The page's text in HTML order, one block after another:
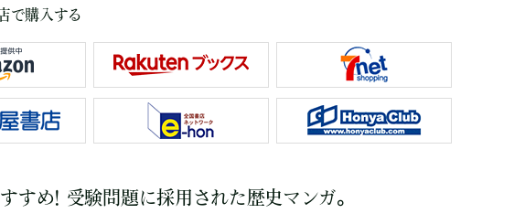
で購入する
すめ! 受験問題に採用された歴史マンガ。